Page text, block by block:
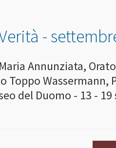
-
Annunziata,
Toppo Wassermann,
del Duomo - 13 -